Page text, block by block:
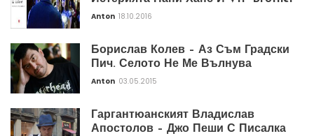
Anton 18.10.2016
Борислав Колев – Аз Съм Градски
Пич. Селото Не Ме Вълнува
Anton 03.05.2015
Гаргантюанският Владислав
Апостолов – Джо Пеши С Писалка